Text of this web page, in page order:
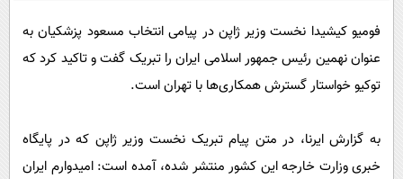
سرگرمی
فناوری
حوادث
داستان کوتاه
پیامک
روانشناسی
فومیو کیشیدا نخست وزیر ژاپن در پیامی انتخاب مسعود پزشکیان به
عنوان نهمین رئیس جمهور اسلامی ایران را تبریک گفت و تاکید کرد که
توکیو خواستار گسترش همکاری‌ها با تهران است.
به گزارش ایرنا، در متن پیام تبریک نخست وزیر ژاپن که در پایگاه
خبری وزارت خارجه این کشور منتشر شده، آمده است: امیدوارم ایران